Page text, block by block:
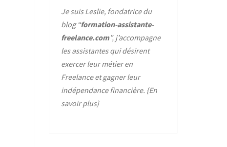
Je suis Leslie, fondatrice du
blog “formation-assistante-
freelance.com”, j’accompagne
les assistantes qui désirent
exercer leur métier en
Freelance et gagner leur
indépendance financière. {En
savoir plus}